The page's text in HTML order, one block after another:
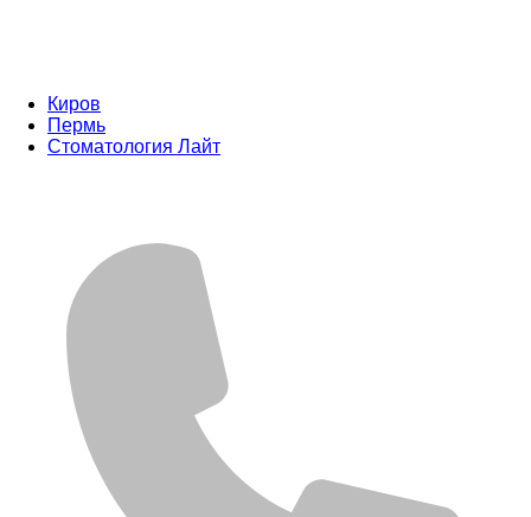
Киров
Пермь
Стоматология Лайт